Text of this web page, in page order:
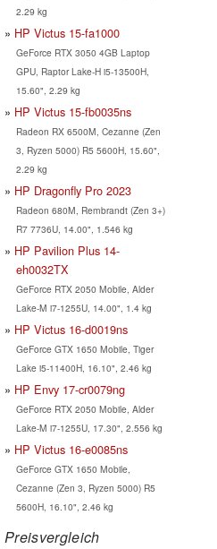
2.29 kg
HP Victus 15-fa1000
GeForce RTX 3050 4GB Laptop
GPU, Raptor Lake-H i5-13500H,
15.60", 2.29 kg
HP Victus 15-fb0035ns
Radeon RX 6500M, Cezanne (Zen
3, Ryzen 5000) R5 5600H, 15.60",
2.29 kg
HP Dragonfly Pro 2023
Radeon 680M, Rembrandt (Zen 3+)
R7 7736U, 14.00", 1.546 kg
HP Pavilion Plus 14-
eh0032TX
GeForce RTX 2050 Mobile, Alder
Lake-M i7-1255U, 14.00", 1.4 kg
HP Victus 16-d0019ns
GeForce GTX 1650 Mobile, Tiger
Lake i5-11400H, 16.10", 2.46 kg
HP Envy 17-cr0079ng
GeForce RTX 2050 Mobile, Alder
Lake-M i7-1255U, 17.30", 2.556 kg
HP Victus 16-e0085ns
GeForce GTX 1650 Mobile,
Cezanne (Zen 3, Ryzen 5000) R5
5600H, 16.10", 2.46 kg
Preisvergleich